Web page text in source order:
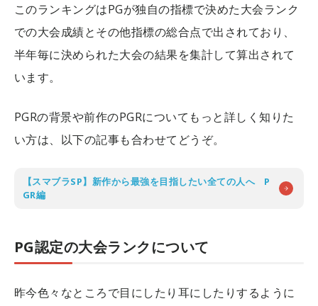
このランキングはPGが独自の指標で決めた大会ランク
での大会成績とその他指標の総合点で出されており、
半年毎に決められた大会の結果を集計して算出されて
います。
PGRの背景や前作のPGRについてもっと詳しく知りた
い方は、以下の記事も合わせてどうぞ。
【スマブラSP】新作から最強を目指したい全ての人へ P
GR編
PG認定の大会ランクについて
昨今色々なところで目にしたり耳にしたりするように